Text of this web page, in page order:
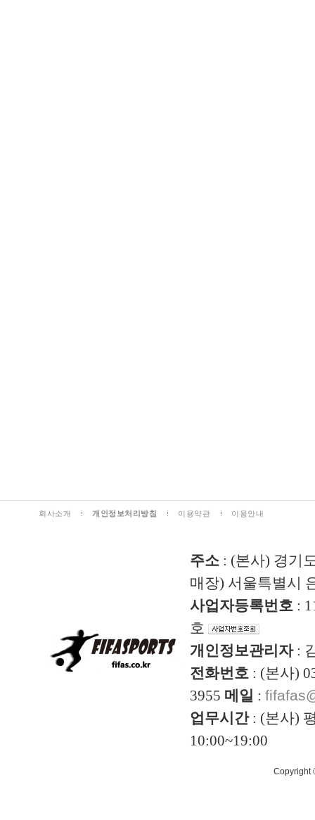
회사소개 개인정보처리방침 이용약관 이용안내
주소 : (본사) 경기
매장) 서울특별시
사업자등록번호 :
호
개인정보관리자:
전화번호 : (본사)
3955 메일 :
업무시간: (본사)
10:00~19:00